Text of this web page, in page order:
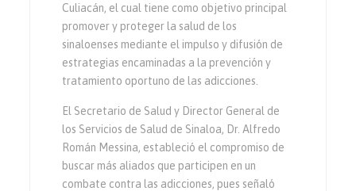
Culiacán, el cual tiene como objetivo principal
promover y proteger la salud de los
sinaloenses mediante el impulso y difusión de
estrategias encaminadas a la prevención y
tratamiento oportuno de las adicciones.
El Secretario de Salud y Director General de
los Servicios de Salud de Sinaloa, Dr. Alfredo
Román Messina, estableció el compromiso de
buscar más aliados que participen en un
combate contra las adicciones, pues señaló